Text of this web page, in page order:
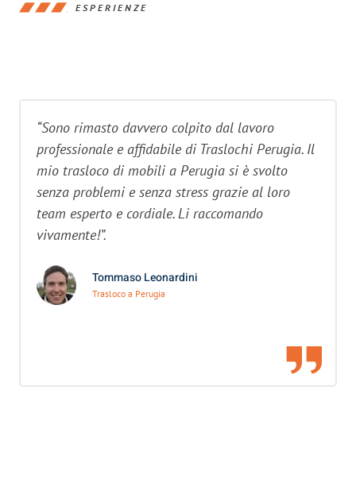
ESPERIENZE
“Sono rimasto davvero colpito dal lavoro
professionale e affidabile di Traslochi Perugia. Il
mio trasloco di mobili a Perugia si è svolto
senza problemi e senza stress grazie al loro
team esperto e cordiale. Li raccomando
vivamente!”.
Tommaso Leonardini
Trasloco a Perugia